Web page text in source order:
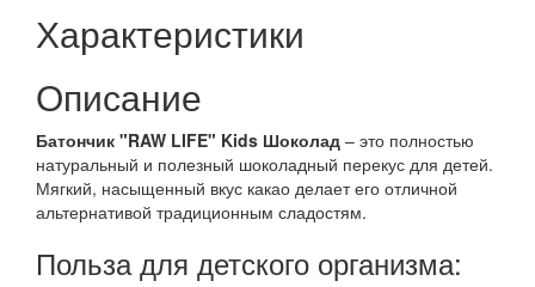
Характеристики
Описание
Батончик "RAW LIFE" Kids Шоколад – это полностью
натуральный и полезный шоколадный перекус для детей.
Мягкий, насыщенный вкус какао делает его отличной
альтернативой традиционным сладостям.
Польза для детского организма: